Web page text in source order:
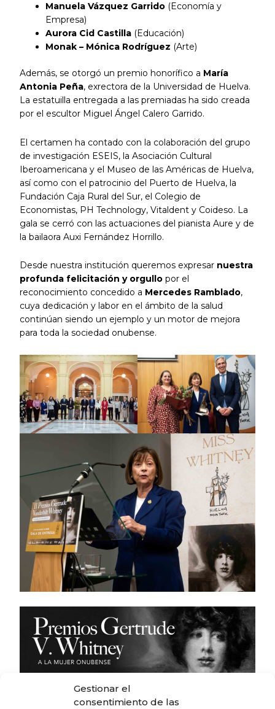
Gestionar el
consentimiento de las
Manuela Vázquez Garrido(Economía y
Empresa)
Aurora Cid Castilla(Educación)
Monak – Mónica Rodríguez (Arte)
Además, se otorgó un premio honorífico a María
Antonia Peña, exrectora de la Universidad de Huelva.
La estatuilla entregada a las premiadas ha sido creada
por el escultor Miguel Ángel Calero Garrido.
El certamen ha contado con la colaboración del grupo
de investigación ESEIS, la Asociación Cultural
Iberoamericana y el Museo de las Américas de Huelva,
así como con el patrocinio del Puerto de Huelva, la
Fundación Caja Rural del Sur, el Colegio de
Economistas, PH Technology, Vitaldent y Coideso. La
gala se cerró con las actuaciones del pianista Aure y de
la bailaora Auxi Fernández Horrillo.
Desde nuestra institución queremos expresar nuestra
profunda felicitación y orgullopor el
reconocimiento concedido a Mercedes Ramblado,
cuya dedicación y labor en el ámbito de la salud
continúan siendo un ejemplo y un motor de mejora
para toda la sociedad onubense.